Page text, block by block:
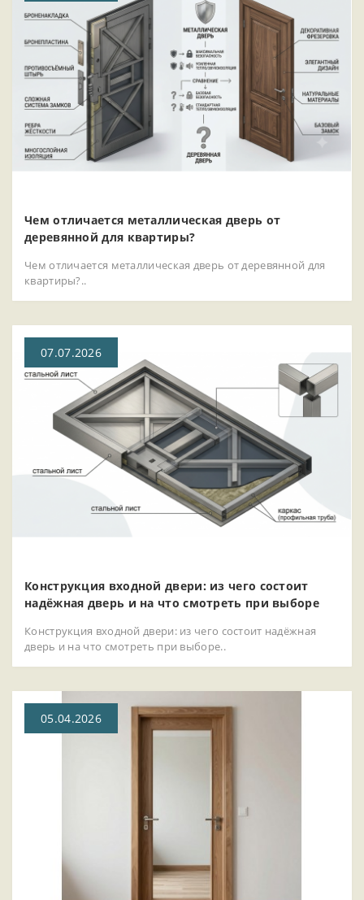
Чем отличается металлическая дверь от
деревянной для квартиры?
Чем отличается металлическая дверь от деревянной для
квартиры?..
07.07.2026
Конструкция входной двери: из чего состоит
надёжная дверь и на что смотреть при выборе
Конструкция входной двери: из чего состоит надёжная
дверь и на что смотреть при выборе..
05.04.2026